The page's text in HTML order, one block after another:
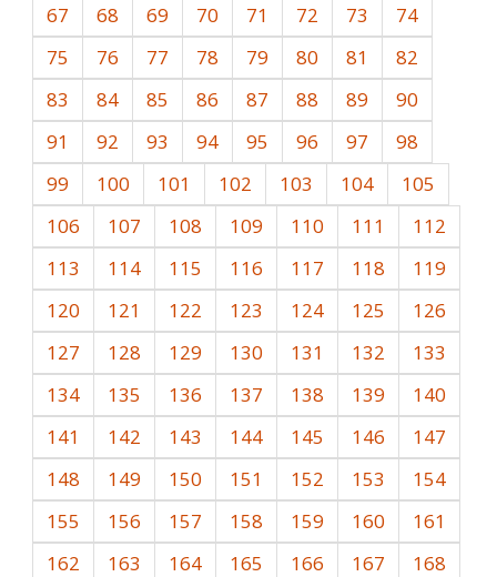
67
68 69 70 71 72 73
74
75
76 77 78 79 80 81
82
83
84 85 86 87 88 89
90
91
92 93 94 95 96 97
98
99
100 101 102 103 104
105
106
107 108 109 110 111
112
113
114 115 116 117 118
119
120
121 122 123 124 125
126
127
128 129 130 131 132
133
134
135 136 137 138 139
140
141
142 143 144 145 146
147
148
149 150 151 152 153
154
155
156 157 158 159 160
161
162
163 164 165 166 167
168